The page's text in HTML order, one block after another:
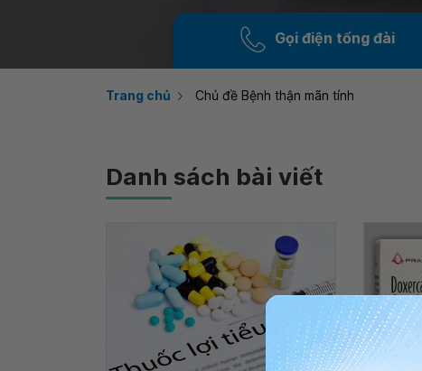
Gọi điện tổng đài
Trang chủ Chủ đề Bệnh thận mãn tính
Danh sách bài viết